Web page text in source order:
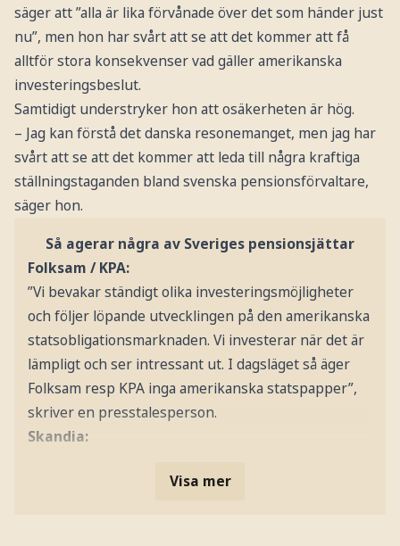
säger att ”alla är lika förvånade över det som händer just
nu”, men hon har svårt att se att det kommer att få
alltför stora konsekvenser vad gäller amerikanska
investeringsbeslut.
Samtidigt understryker hon att osäkerheten är hög.
– Jag kan förstå det danska resonemanget, men jag har
svårt att se att det kommer att leda till några kraftiga
ställningstaganden bland svenska pensionsförvaltare,
säger hon.
Så agerar några av Sveriges pensionsjättar
Folksam / KPA:
”Vi bevakar ständigt olika investeringsmöjligheter
och följer löpande utvecklingen på den amerikanska
statsobligationsmarknaden. Vi investerar när det är
lämpligt och ser intressant ut. I dagsläget så äger
Folksam resp KPA inga amerikanska statspapper”,
skriver en presstalesperson.
Skandia:
Visa mer